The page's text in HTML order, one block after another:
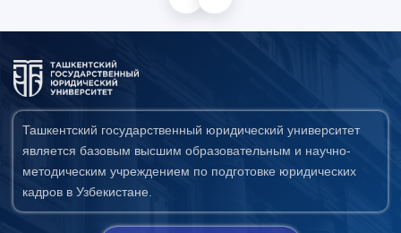
Ташкентский государственный юридический университет
является базовым высшим образовательным и научно-
методическим учреждением по подготовке юридических
кадров в Узбекистане.